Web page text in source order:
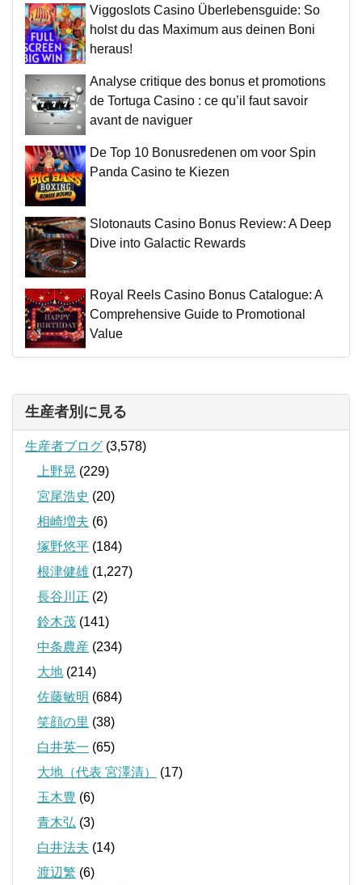
Viggoslots Casino Überlebensguide: So
holst du das Maximum aus deinen Boni
heraus!
Analyse critique des bonus et promotions
de Tortuga Casino : ce qu’il faut savoir
avant de naviguer
De Top 10 Bonusredenen om voor Spin
Panda Casino te Kiezen
Slotonauts Casino Bonus Review: A Deep
Dive into Galactic Rewards
Royal Reels Casino Bonus Catalogue: A
Comprehensive Guide to Promotional
Value
生産者別に見る
生産者ブログ (3,578)
上野晃 (229)
宮尾浩史 (20)
相崎増夫 (6)
塚野悠平 (184)
根津健雄 (1,227)
長谷川正 (2)
鈴木茂 (141)
中条農産 (234)
大地 (214)
佐藤敏明 (684)
笑顔の里 (38)
白井英一 (65)
大地（代表 宮澤清）
(17)
玉木豊 (6)
青木弘 (3)
白井法夫 (14)
渡辺繁 (6)